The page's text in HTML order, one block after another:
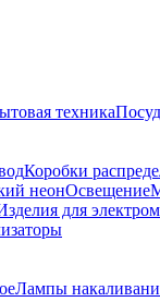
техника
Коробки
неонОсвещение
для
Лампы